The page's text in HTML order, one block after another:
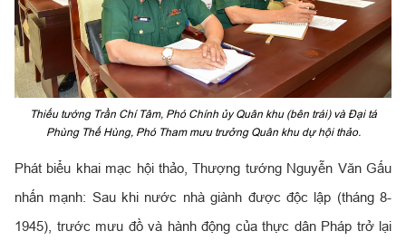
Thiếu tướng Trần Chí Tâm, Phó Chính ủy Quân khu (bên trái) và Đại tá
Phùng Thế Hùng, Phó Tham mưu trưởng Quân khu dự hội thảo.
Phát biểu khai mạc hội thảo, Thượng tướng Nguyễn Văn Gấu
nhấn mạnh: Sau khi nước nhà giành được độc lập (tháng 8-
1945), trước mưu đồ và hành động của thực dân Pháp trở lại